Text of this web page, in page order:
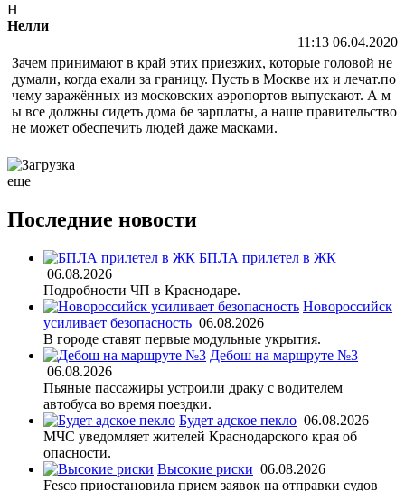
Н
Нелли
11:13 06.04.2020
Зачем принимают в край этих приезжих, которые головой не
думали, когда ехали за границу. Пусть в Москве их и лечат.по
чему заражённых из московских аэропортов выпускают. А м
ы все должны сидеть дома бе зарплаты, а наше правительство
не может обеспечить людей даже масками.
еще
Последние новости
БПЛА прилетел в ЖК
06.08.2026
Подробности ЧП в Краснодаре.
Новороссийск
усиливает безопасность 06.08.2026
В городе ставят первые модульные укрытия.
Дебош на маршруте №3
06.08.2026
Пьяные пассажиры устроили драку с водителем
автобуса во время поездки.
Будет адское пекло 06.08.2026
МЧС уведомляет жителей Краснодарского края об
опасности.
Высокие риски 06.08.2026
Fesco приостановила прием заявок на отправки судов